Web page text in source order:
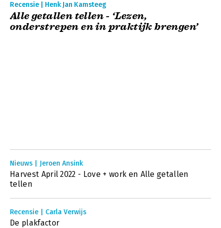
Recensie | Henk Jan Kamsteeg
Alle getallen tellen - ‘Lezen,
onderstrepen en in praktijk brengen’
Nieuws | Jeroen Ansink
Harvest April 2022 - Love + work en Alle getallen
tellen
Recensie | Carla Verwijs
De plakfactor